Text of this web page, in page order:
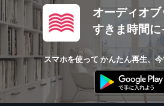
オーディオ
すきま時間に
スマホを使って かんたん再生、